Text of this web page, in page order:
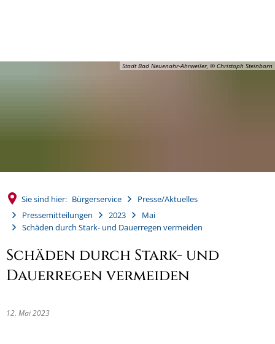
Stadt Bad Neuenahr-Ahrweiler, © Christoph Steinborn
Sie sind hier: Bürgerservice
Presse/Aktuelles
Pressemitteilungen
2023
Mai
Schäden durch Stark- und Dauerregen vermeiden
Schäden durch Stark- und
Dauerregen vermeiden
12. Mai 2023